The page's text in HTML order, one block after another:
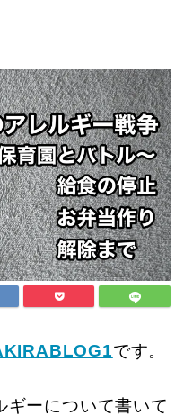
です。
ギーについて書いて